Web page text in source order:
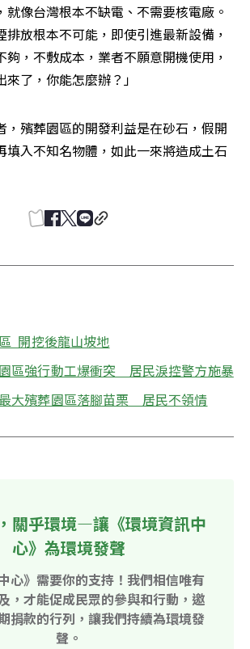
就像台灣根本不缺電、不需要核電廠。
排放根本不可能，即使引進最新設備，
，不敷成本，業者不願意開機使用，
來了，你能怎麼辦？」
，殯葬園區的開發利益是在砂石，假開
填入不知名物體，如此一來將造成土石
開挖後龍山坡地
區強行動工爆衝突　居民淚控警方施暴
大殯葬園區落腳苗栗　居民不領情
關乎環境—讓《環境資訊中
心》為環境發聲
心》需要你的支持！我們相信唯有
，才能促成民眾的參與和行動，邀
捐款的行列，讓我們持續為環境發
聲。